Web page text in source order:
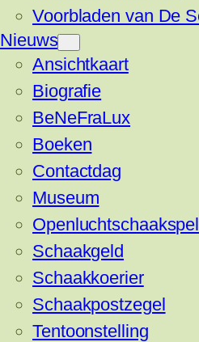
Voorbladen van De
Nieuws
Ansichtkaart
Biografie
BeNeFraLux
Boeken
Contactdag
Museum
Openluchtschaakspel
Schaakgeld
Schaakkoerier
Schaakpostzegel
Tentoonstelling